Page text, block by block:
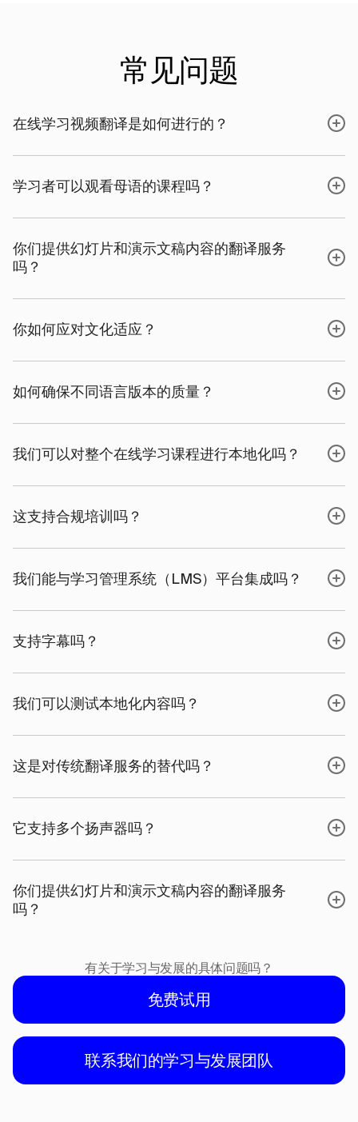
常见问题
在线学习视频翻译是如何进行的？
学习者可以观看母语的课程吗？
你们提供幻灯片和演示文稿内容的翻译服务
吗？
你如何应对文化适应？
如何确保不同语言版本的质量？
我们可以对整个在线学习课程进行本地化吗？
这支持合规培训吗？
我们能与学习管理系统（LMS）平台集成吗？
支持字幕吗？
我们可以测试本地化内容吗？
这是对传统翻译服务的替代吗？
它支持多个扬声器吗？
你们提供幻灯片和演示文稿内容的翻译服务
吗？
有关于学习与发展的具体问题吗？
免费试用
联系我们的学习与发展团队